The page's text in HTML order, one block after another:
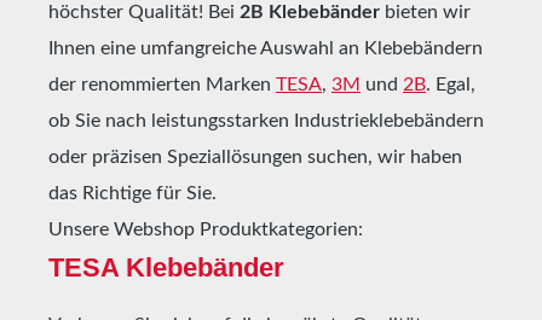
höchster Qualität! Bei 2B Klebebänder bieten wir
Ihnen eine umfangreiche Auswahl an Klebebändern
der renommierten Marken TESA, 3M und 2B. Egal,
ob Sie nach leistungsstarken Industrieklebebändern
oder präzisen Speziallösungen suchen, wir haben
das Richtige für Sie.
Unsere Webshop Produktkategorien:
TESA Klebebänder